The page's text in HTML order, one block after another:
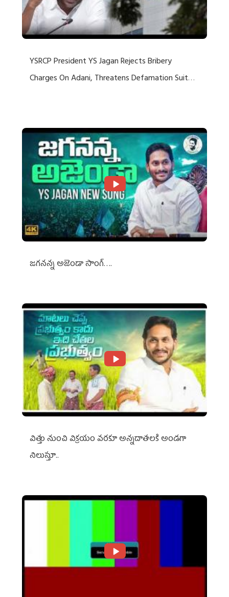
YSRCP President YS Jagan Rejects Bribery
Charges On Adani, Threatens Defamation Suit
జగనన్న అజెండా సాంగ్….
విత్తు నుంచి విక్రయం వరకూ అన్నదాతలకి అండగా
నిలుస్తూ..